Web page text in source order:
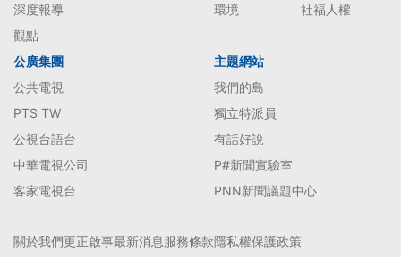
深度報導
觀點
環境
社福人權
公廣集團
公共電視
PTS TW
公視台語台
中華電視公司
客家電視台
主題網站
我們的島
獨立特派員
有話好說
P#新聞實驗室
PNN新聞議題中心
關於我們更正啟事最新消息服務條款隱私權保護政策